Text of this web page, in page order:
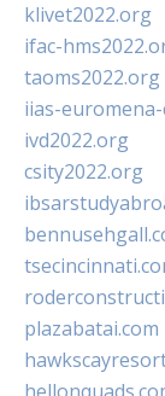
klivet2022.org
ifac-
taoms2022.org
iias-
ivd2022.org
csity2022.org
plazabatai.com